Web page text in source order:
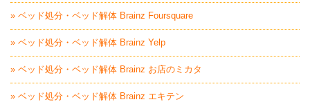
» ベッド処分・ベッド解体 Brainz Foursquare
» ベッド処分・ベッド解体 Brainz Yelp
» ベッド処分・ベッド解体 Brainz お店のミカタ
» ベッド処分・ベッド解体 Brainz エキテン